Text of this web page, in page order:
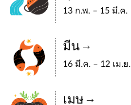
13 ก.พ. – 15 มี.ค.
มีน
16 มี.ค. – 12 เม.ย.
เมษ